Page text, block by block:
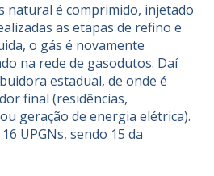
natural é comprimido, injetado
as etapas de refino e
o gás é novamente
na rede de gasodutos. Daí
estadual, de onde é
final (residências,
geração de energia elétrica).
UPGNs, sendo 15 da